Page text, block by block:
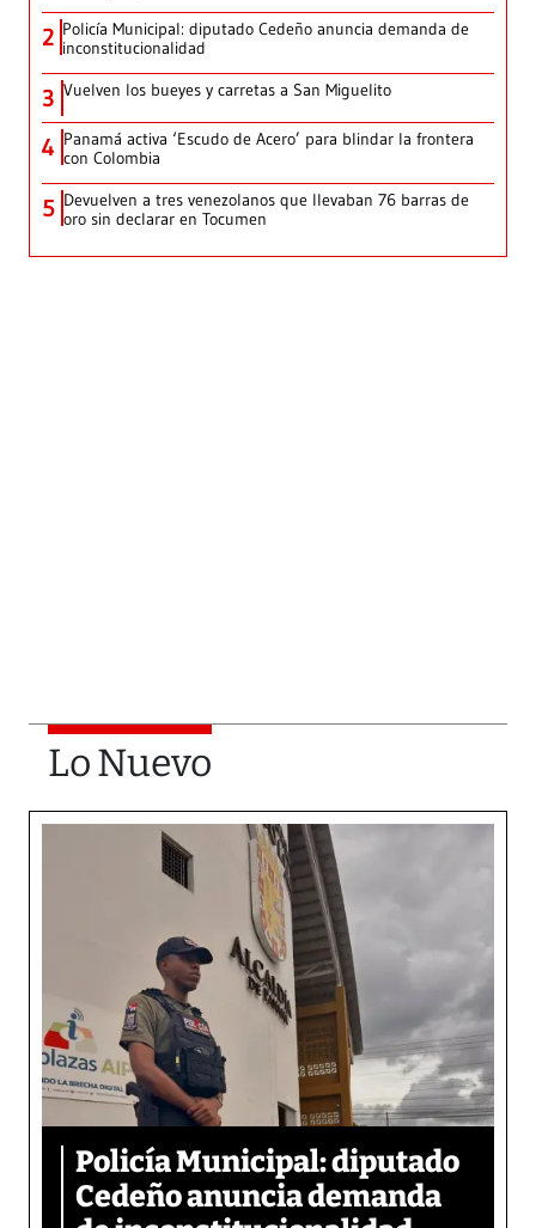
2 Policía Municipal: diputado Cedeño anuncia demanda de
inconstitucionalidad
3 Vuelven los bueyes y carretas a San Miguelito
4 Panamá activa ‘Escudo de Acero’ para blindar la frontera
con Colombia
5 Devuelven a tres venezolanos que llevaban 76 barras de
oro sin declarar en Tocumen
Lo Nuevo
Policía Municipal: diputado
Cedeño anuncia demanda